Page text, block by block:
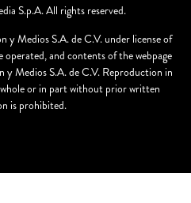
S.p.A. All rights reserved.
y Medios S.A. de C.V. under license of
and contents of the webpage
Medios S.A. de C.V. Reproduction in
or in part without prior written
is prohibited.